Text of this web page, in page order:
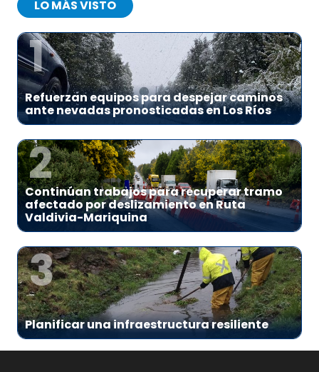
LO MÁS VISTO
1
Refuerzan equipos para despejar caminos
ante nevadas pronosticadas en Los Ríos
2
Continúan trabajos para recuperar tramo
afectado por deslizamiento en Ruta
Valdivia-Mariquina
3
Planificar una infraestructura resiliente